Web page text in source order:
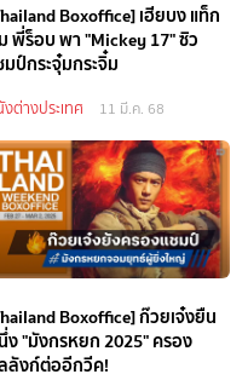
Boxoffice] เฮียบง แท็ก
พี่ร็อบ พา "Mickey 17" ซิว
มป์กระจุ๋มกระจิ๋ม
ต่างประเทศ 11 มี.ค. 68
Boxoffice] ก๊วยเจ๋งยืน
ง "มังกรหยก 2025" ครอง
ลังก์ต่ออีกวีค!